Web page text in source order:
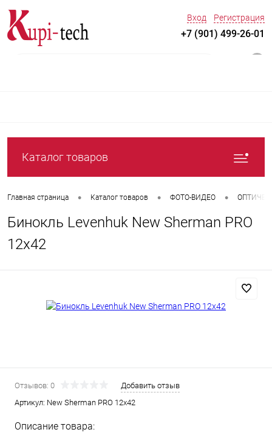
Вход Регистрация
+7 (901) 499-26-01
Каталог товаров
Главная страница • Каталог товаров • ФОТО-ВИДЕО •
Бинокль Levenhuk New Sherman PRO
12x42
Отзывов: 0
Добавить отзыв
Артикул: New Sherman PRO 12x42
Описание товара: